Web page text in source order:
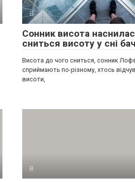
В
Сонник висота
сниться висоту у сні
Висота до чого сниться, сонник
сприймають по-різному, хтось
висоти,
В